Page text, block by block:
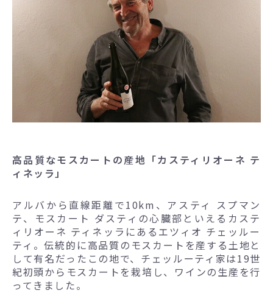
高品質なモスカートの産地「カスティリオーネ テ
ィネッラ」
アルバから直線距離で10km、アスティ スプマン
テ、モスカート ダスティの心臓部といえるカステ
ィリオーネ ティネッラにあるエツィオ チェッルー
ティ。伝統的に高品質のモスカートを産する土地と
して有名だったこの地で、チェッルーティ家は19世
紀初頭からモスカートを栽培し、ワインの生産を行
ってきました。